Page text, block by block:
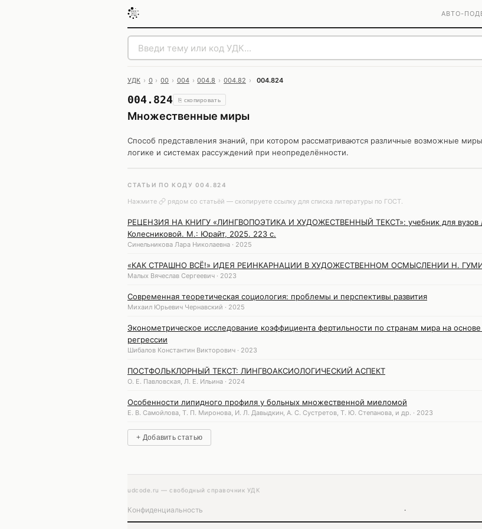
АВТО-
УДК › 0 › 00 › 004 › 004.8 › 004.82 › 004.824
004.824 ⎘ скопировать
Множественные миры
Способ представления знаний, при котором рассматриваются различные возможные
логике и системах рассуждений при неопределённости.
СТАТЬИ ПО КОДУ 004.824
Нажмите
рядом со статьёй — скопируете ссылку для списка литературы по ГОСТ.
РЕЦЕНЗИЯ НА КНИГУ «ЛИНГВОПОЭТИКА И ХУДОЖЕСТВЕННЫЙ ТЕКСТ»: учебник для вузов
Колесниковой. М.: Юрайт, 2025. 223 с.
Синельникова Лара Николаевна · 2025
«КАК СТРАШНО ВСЁ!» ИДЕЯ РЕИНКАРНАЦИИ В ХУДОЖЕСТВЕННОМ ОСМЫСЛЕНИИ Н.
Малых Вячеслав Сергеевич · 2023
Современная теоретическая социология: проблемы и перспективы развития
Михаил Юрьевич Чернавский · 2025
Эконометрическое исследование коэффициента фертильности по странам мира на
регрессии
Шибалов Константин Викторович · 2023
ПОСТФОЛЬКЛОРНЫЙ ТЕКСТ: ЛИНГВОАКСИОЛОГИЧЕСКИЙ АСПЕКТ
О. Е. Павловская, Л. Е. Ильина · 2024
Особенности липидного профиля у больных множественной миеломой
Е. В. Самойлова, Т. П. Миронова, И. Л. Давыдкин, А. С. Сустретов, Т. Ю. Степанова, и др. · 2023
+ Добавить статью
udcode.ru — свободный справочник УДК
Конфиденциальность ·